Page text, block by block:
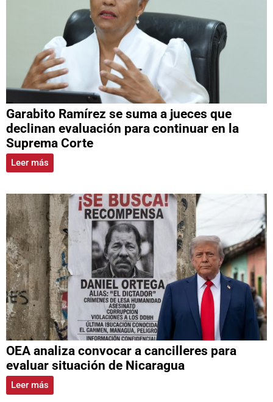
Garabito Ramírez se suma a jueces que
declinan evaluación para continuar en la
Suprema Corte
Leer más
OEA analiza convocar a cancilleres para
evaluar situación de Nicaragua
Leer más